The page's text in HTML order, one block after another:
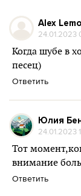
Alex
24.01.2023
Когда шубе в
песец)
Ответить
Юлия
24.01.2023
Тот
внимание
Ответить